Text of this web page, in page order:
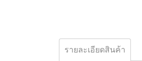
รายละเอียดสินค้า